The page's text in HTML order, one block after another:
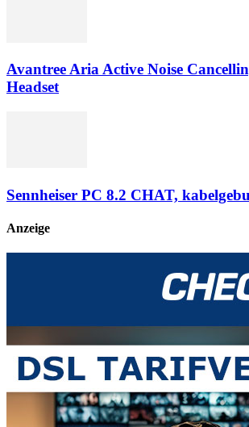
Avantree Aria Active Noise
Headset
Sennheiser PC 8.2 CHAT,
Anzeige